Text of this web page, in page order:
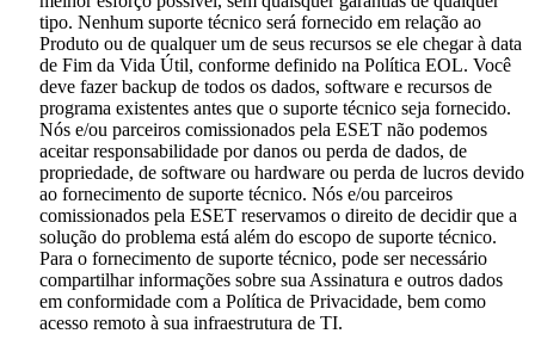
tipo. Nenhum suporte técnico será fornecido em relação ao
Produto ou de qualquer um de seus recursos se ele chegar à data
de Fim da Vida Útil, conforme definido na Política EOL. Você
deve fazer backup de todos os dados, software e recursos de
programa existentes antes que o suporte técnico seja fornecido.
Nós e/ou parceiros comissionados pela ESET não podemos
aceitar responsabilidade por danos ou perda de dados, de
propriedade, de software ou hardware ou perda de lucros devido
ao fornecimento de suporte técnico. Nós e/ou parceiros
comissionados pela ESET reservamos o direito de decidir que a
solução do problema está além do escopo de suporte técnico.
Para o fornecimento de suporte técnico, pode ser necessário
compartilhar informações sobre sua Assinatura e outros dados
em conformidade com a Política de Privacidade, bem como
acesso remoto à sua infraestrutura de TI.